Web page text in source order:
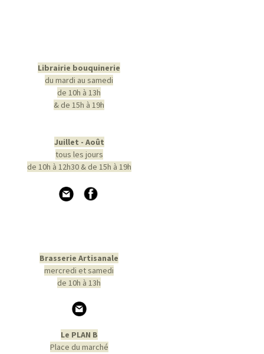
Librairie bouquinerie
du mardi au samedi
de 10h à 13h
& de 15h à 19h
Juillet - Août
tous les jours
de 10h à 12h30 & de 15h à 19h
Brasserie Artisanale
mercredi et samedi
de 10h à 13h
Le PLAN B
Place du marché